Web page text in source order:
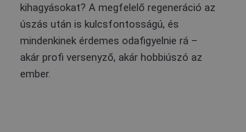
kihagyásokat? A megfelelő regeneráció az
úszás után is kulcsfontosságú, és
mindenkinek érdemes odafigyelnie rá –
akár profi versenyző, akár hobbiúszó az
ember.